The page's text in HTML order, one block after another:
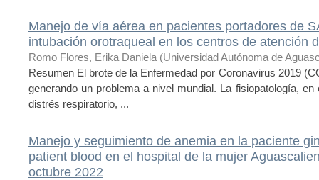
Manejo de vía aérea en pacientes portadores de
intubación orotraqueal en los centros de atención
Romo Flores, Erika Daniela (Universidad Autónoma de
Resumen El brote de la Enfermedad por Coronavirus 2019
generando un problema a nivel mundial. La fisiopatología,
distrés respiratorio, ...
Manejo y seguimiento de anemia en la paciente
patient blood en el hospital de la mujer
octubre 2022